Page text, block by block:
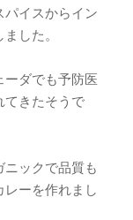
パイスからイン
した。
ーダでも予防医
てきたそうで
ニックで品質も
レーを作れまし